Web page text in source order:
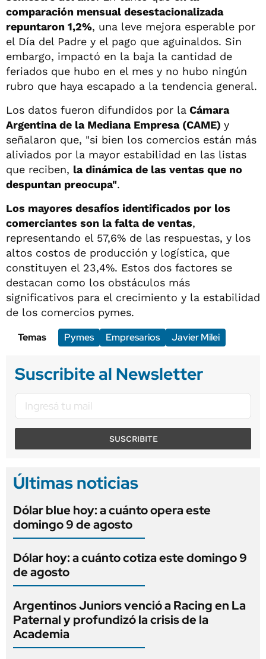
comparación mensual desestacionalizada
repuntaron 1,2%, una leve mejora esperable por
el Día del Padre y el pago que aguinaldos. Sin
embargo, impactó en la baja la cantidad de
feriados que hubo en el mes y no hubo ningún
rubro que haya escapado a la tendencia general.
Los datos fueron difundidos por la Cámara
Argentina de la Mediana Empresa (CAME) y
señalaron que, "si bien los comercios están más
aliviados por la mayor estabilidad en las listas
que reciben, la dinámica de las ventas que no
despuntan preocupa".
Los mayores desafíos identificados por los
comerciantes son la falta de ventas,
representando el 57,6% de las respuestas, y los
altos costos de producción y logística, que
constituyen el 23,4%. Estos dos factores se
destacan como los obstáculos más
significativos para el crecimiento y la estabilidad
de los comercios pymes.
Temas
Pymes Empresarios Javier Milei
Suscribite al Newsletter
SUSCRIBITE
Últimas noticias
Dólar blue hoy: a cuánto opera este
domingo 9 de agosto
Dólar hoy: a cuánto cotiza este domingo 9
de agosto
Argentinos Juniors venció a Racing en La
Paternal y profundizó la crisis de la
Academia